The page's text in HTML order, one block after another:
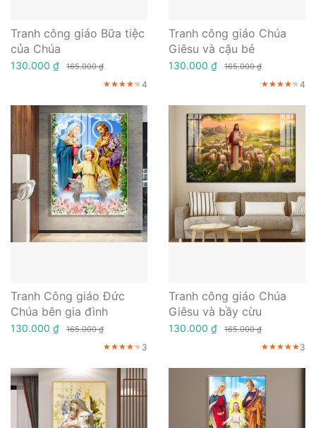
Tranh công giáo Bữa tiệc
của Chúa
130.000 ₫ 165.000 ₫
★★★★★
★★★★★
★★★★★4
Tranh công giáo Chúa
Giêsu và cậu bé
130.000 ₫ 165.000 ₫
★★★★★
★★★★★
★★★★★4
Tranh Công giáo Đức
Chúa bên gia đình
130.000 ₫ 165.000 ₫
★★★★★
★★★★★
★★★★★ 3
Tranh công giáo Chúa
Giêsu và bầy cừu
130.000 ₫ 165.000 ₫
★★★★★
★★★★★
★★★★★3